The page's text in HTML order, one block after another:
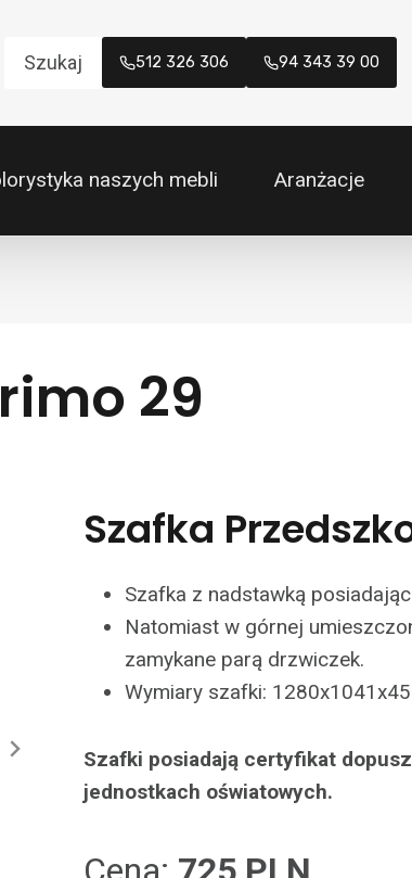
Szukaj 512 326 306 94 343 39 00
naszych mebli Aranżacje
29
Szafka
Szafka z nadstawką
Natomiast w górnej
zamykane parą drzwiczek.
Wymiary szafki:
Szafki posiadają certyfikat
jednostkach oświatowych.